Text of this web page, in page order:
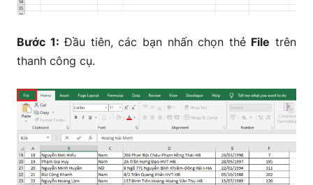
Bước 1: Đầu tiên, các bạn nhấn chọn thẻ File trên
thanh công cụ.